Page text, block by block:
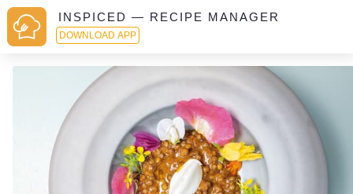
INSPICED — RECIPE MANAGER
DOWNLOAD APP